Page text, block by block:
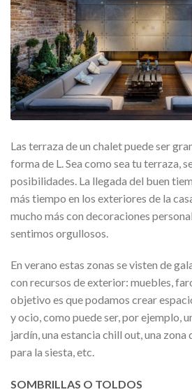
Las terraza de un chalet puede ser
forma de L. Sea como sea tu terraza,
posibilidades. La llegada del buen
más tiempo en los exteriores de la
mucho más con decoraciones
sentimos orgullosos.
En verano estas zonas se visten de
con recursos de exterior: muebles,
objetivo es que podamos crear
y ocio, como puede ser, por ejemplo,
jardín, una estancia chill out, una zona
para la siesta, etc.
SOMBRILLAS O TOLDOS